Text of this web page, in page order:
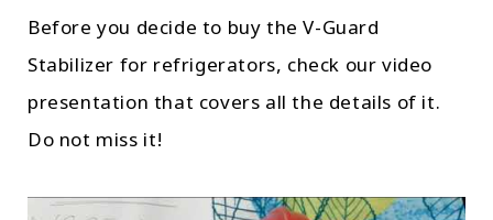
Before you decide to buy the V-Guard
Stabilizer for refrigerators, check our video
presentation that covers all the details of it.
Do not miss it!